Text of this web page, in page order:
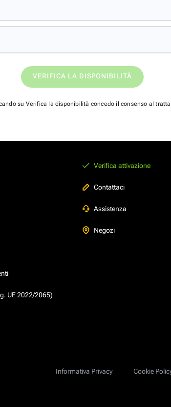
VERIFICA LA DISPONIBILITÀ
su Verifica la disponibilità concedo il consenso al
UE 2022/2065)
Verifica attivazione
Contattaci
Assistenza
Negozi
Informativa Privacy
Cookie